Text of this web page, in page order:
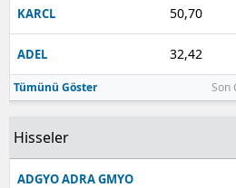
KARCL 50,70
ADEL 32,42
Tümünü Göster Son
Hisseler
ADGYO ADRA GMYO